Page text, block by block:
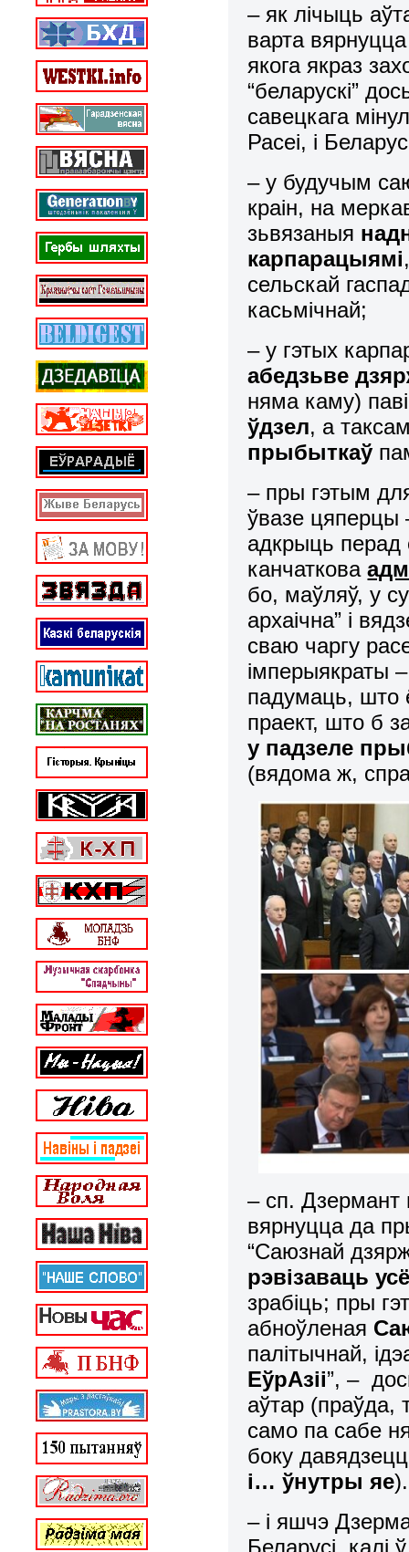
– як лічыць
варта
якога якраз
“беларускі”
савецкага
Расеі, і
– у будучым
краін, на
зьвязаныя
карпарацыямі
сельскай
касьмічнай;
– у гэтых
абедзьве
няма каму)
ўдзел, а
прыбыткаў
– пры гэтым
ўвазе цяперцы
адкрыць перад
канчаткова
бо, маўляў, у
архаічна” і
сваю чаргу
імперыякраты
падумаць, што
праект, што б
у падзеле
(вядома ж,
– сп. Дзермант
вярнуцца да
“Саюзнай
рэвізаваць
зрабіць; пры
абноўленая
палітычнай,
ЕўрАзіі”, –
аўтар (праўда,
само па сабе
боку
і… ўнутры яе).
– і яшчэ
Беларусі, калі